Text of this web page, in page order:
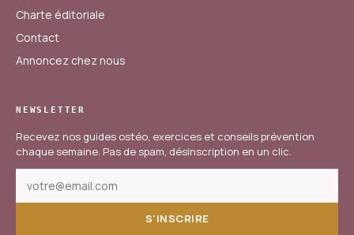
Charte éditoriale
Contact
Annoncez chez nous
NEWSLETTER
Recevez nos guides ostéo, exercices et conseils prévention
chaque semaine. Pas de spam, désinscription en un clic.
S'INSCRIRE